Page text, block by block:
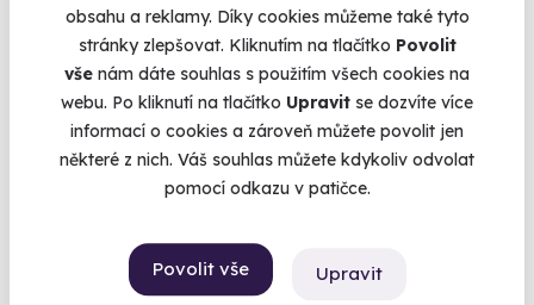
obsahu a reklamy. Díky cookies můžeme také tyto
stránky zlepšovat. Kliknutím na tlačítko Povolit
vše nám dáte souhlas s použitím všech cookies na
webu. Po kliknutí na tlačítko Upravit se dozvíte více
informací o cookies a zároveň můžete povolit jen
některé z nich. Váš souhlas můžete kdykoliv odvolat
pomocí odkazu v patičce.
Povolit vše Upravit
9.6
Zážitková střelba: Malorážky - 9 zbraní
Bystré (okres Svitavy)
(+ 27 dalších lokalit)